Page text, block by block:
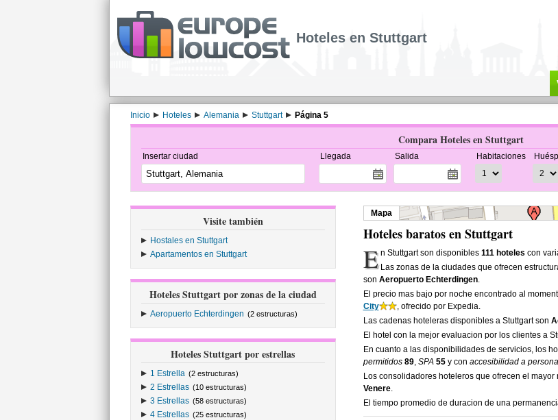
Hoteles en Stuttgart
Inicio Hoteles Alemania Stuttgart Página 5
Compara Hoteles en Stuttgart
Insertar ciudad Llegada Salida Habitaciones
Visite también
Hostales en Stuttgart
Apartamentos en Stuttgart
Hoteles Stuttgart por zonas de la ciudad
Aeropuerto Echterdingen (2 estructuras)
Hoteles Stuttgart por estrellas
1 Estrella (2 estructuras)
2 Estrellas (10 estructuras)
3 Estrellas (58 estructuras)
4 Estrellas (25 estructuras)
Mapa
Hoteles baratos en Stuttgart
E n Stuttgart son disponibles111 hoteles con
Las zonas de la ciudades que ofrecen
son Aeropuerto Echterdingen.
El precio mas bajo por noche encontrado al
City
, ofrecido por Expedia.
Las cadenas hoteleras disponibles a Stuttgart son
El hotel con la mejor evaluacion por los clientes a
En cuanto a las disponibilidades de servicios, los
permitidos 89, SPA 55y con accesibilidad a
Los consolidadores hoteleros que ofrecen el
Venere.
El tiempo promedio de duracion de una